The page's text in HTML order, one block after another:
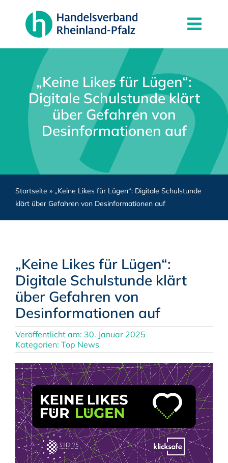
springen
News
Der Verband
Mitgliedschaft
Kontakt
„Keine Likes für Lügen“:
Digitale Schulstunde klärt
über Gefahren von
Desinformationen auf
Startseite » „Keine Likes für Lügen“: Digitale Schulstunde
klärt über Gefahren von Desinformationen auf
„Keine Likes für Lügen“:
Digitale Schulstunde klärt
über Gefahren von
Desinformationen auf
Veröffentlicht am: 30. Januar 2025
Kategorien: Top News